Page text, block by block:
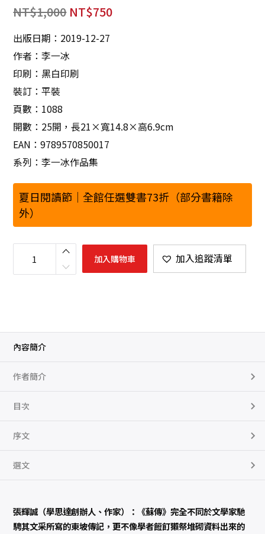
NT$1,000 NT$750
出版日期：2019-12-27
作者：李一冰
印刷：黑白印刷
裝訂：平裝
頁數：1088
開數：25開，長21×寬14.8×高6.9cm
EAN：9789570850017
系列：李一冰作品集
夏日閱讀節｜全館任選雙書73折（部分書籍除
外）
蘇
新
修
訂
全
版
）
加入購物車 加入追蹤清單
內容簡介
作者簡介
目次
序文
選文
張輝誠（學思達創辦人、作家）：《蘇傳》完全不同於文學家馳
騁其文采所寫的東坡傳記，更不像學者餖飣獺祭堆砌資料出來的